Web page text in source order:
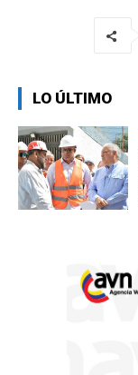
LO ÚLTIMO